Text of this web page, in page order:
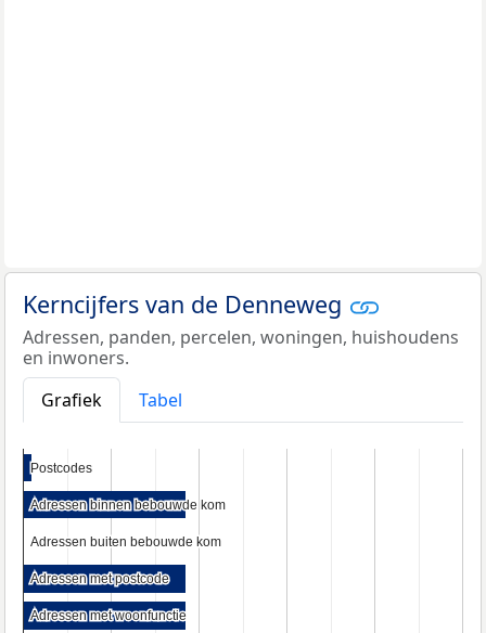
Kerncijfers van de Denneweg
Adressen, panden, percelen, woningen, huishoudens
en inwoners.
Grafiek
Tabel
Postcodes
Postcodes
Adressen binnen bebouwde kom
Adressen binnen bebouwde kom
Adressen buiten bebouwde kom
Adressen buiten bebouwde kom
Adressen met postcode
Adressen met postcode
Adressen met woonfunctie
Adressen met woonfunctie